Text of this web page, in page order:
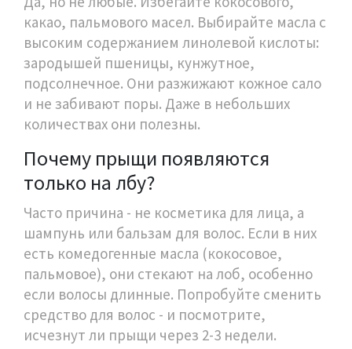
какао, пальмового масел. Выбирайте масла с
высоким содержанием линолевой кислоты:
зародышей пшеницы, кунжутное,
подсолнечное. Они разжижают кожное сало
и не забивают поры. Даже в небольших
количествах они полезны.
Почему прыщи появляются
только на лбу?
Часто причина - не косметика для лица, а
шампунь или бальзам для волос. Если в них
есть комедогенные масла (кокосовое,
пальмовое), они стекают на лоб, особенно
если волосы длинные. Попробуйте сменить
средство для волос - и посмотрите,
исчезнут ли прыщи через 2-3 недели.